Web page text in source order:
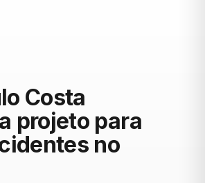
Costa
projeto para
no